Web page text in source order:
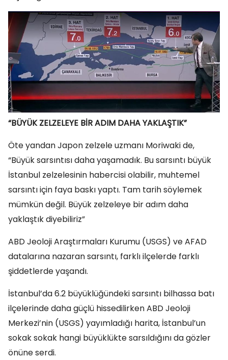
“BÜYÜK ZELZELEYE BİR ADIM DAHA YAKLAŞTIK”
Öte yandan Japon zelzele uzmanı Moriwaki de,
“Büyük sarsıntısı daha yaşamadık. Bu sarsıntı büyük
İstanbul zelzelesinin habercisi olabilir, muhtemel
sarsıntı için faya baskı yaptı. Tam tarih söylemek
mümkün değil. Büyük zelzeleye bir adım daha
yaklaştık diyebiliriz”
ABD Jeoloji Araştırmaları Kurumu (USGS) ve AFAD
datalarına nazaran sarsıntı, farklı ilçelerde farklı
şiddetlerde yaşandı.
İstanbul’da 6.2 büyüklüğündeki sarsıntı bilhassa batı
ilçelerinde daha güçlü hissedilirken ABD Jeoloji
Merkezi’nin (USGS) yayımladığı harita, İstanbul’un
sokak sokak hangi büyüklükte sarsıldığını da gözler
önüne serdi.